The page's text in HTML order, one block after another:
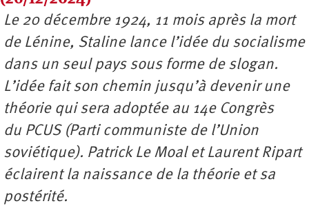
Le 20 décembre 1924, 11 mois après la mort
de Lénine, Staline lance l’idée du socialisme
dans un seul pays sous forme de slogan.
L’idée fait son chemin jusqu’à devenir une
théorie qui sera adoptée au 14e Congrès
du PCUS (Parti communiste de l’Union
soviétique). Patrick Le Moal et Laurent Ripart
éclairent la naissance de la théorie et sa
postérité.